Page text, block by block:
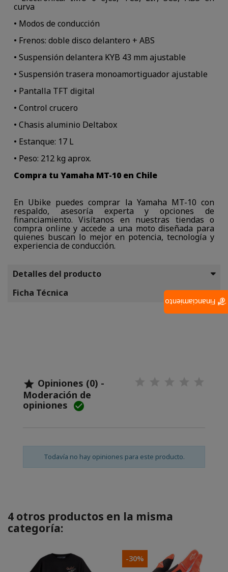
curva
• Modos de conducción
• Frenos: doble disco delantero + ABS
• Suspensión delantera KYB 43 mm ajustable
• Suspensión trasera monoamortiguador ajustable
• Pantalla TFT digital
• Control crucero
• Chasis aluminio Deltabox
• Estanque: 17 L
• Peso: 212 kg aprox.
Compra tu Yamaha MT-10 en Chile
En Ubike puedes comprar la Yamaha MT-10 con
respaldo, asesoría experta y opciones de
financiamiento. Visítanos en nuestras tiendas o
compra online y accede a una moto diseñada para
quienes buscan lo mejor en potencia, tecnología y
experiencia de conducción.
Detalles del producto
Ficha Técnica
 Opiniones (0) -
Moderación de
opiniones 
Todavía no hay opiniones para este producto.
4 otros productos en la misma
categoría:
-30%
Financiamiento